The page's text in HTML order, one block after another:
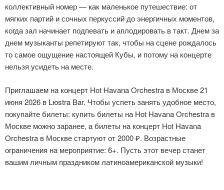
коллективный номер — как маленькое путешествие: от
мягких партий и сочных перкуссий до энергичных моментов,
когда зал начинает подпевать и аплодировать в такт. Днем за
днем музыканты репетируют так, чтобы на сцене рождалось
то самое ощущение настоящей Кубы, и потому на концерте
нельзя усидеть на месте.
Приглашаем на концерт Hot Havana Orchestra в Москве 21
июня 2026 в Lюstra Bar. Чтобы успеть занять удобное место,
покупайте билеты: купить билеты на Hot Havana Orchestra в
Москве можно заранее, а билеты на концерт Hot Havana
Orchestra в Москве стартуют от 2000 ₽. Возрастные
ограничения на мероприятие: 6+. Пусть этот вечер станет
вашим личным праздником латиноамериканской музыки!